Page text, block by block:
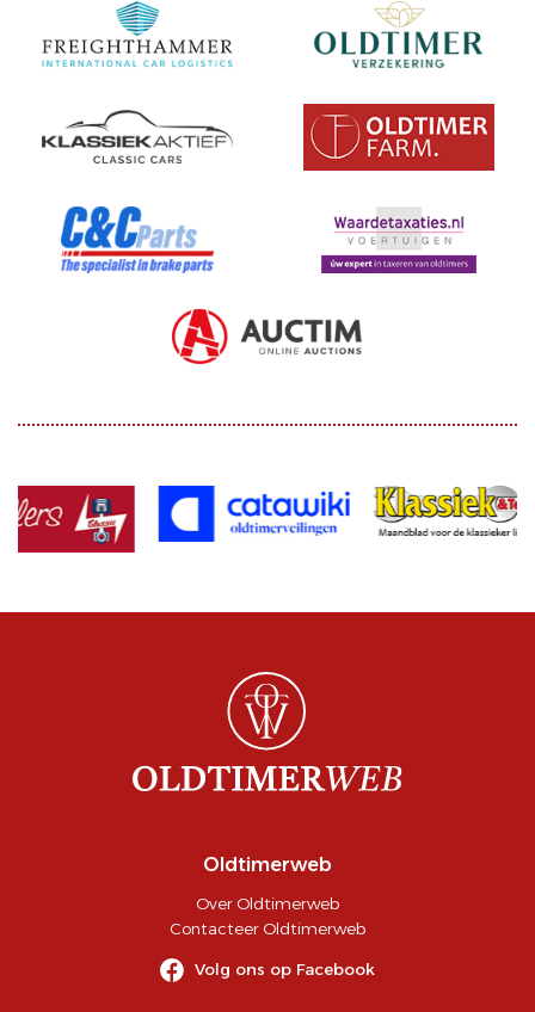
Oldtimerweb
Over Oldtimerweb
Contacteer Oldtimerweb
Volg ons op Facebook